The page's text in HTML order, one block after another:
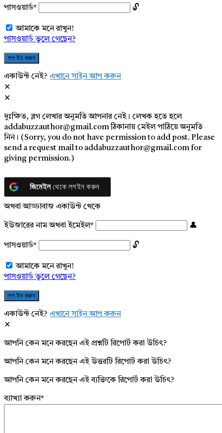
পাসওয়ার্ড*
আমাকে মনে রাখুন!
পাসওয়ার্ড ভুলে গেছেন?
একাউন্ট নেই? এখানে সাইন আপ করুন
দুঃক্ষিত, ব্লগ লেখার অনুমতি আপনার নেই। লেখক হতে হলে
addabuzzauthor@gmail.com ঠিকানায় মেইল পাঠিয়ে অনুমতি
নিন। (Sorry, you do not have permission to add post. Please
send a request mail to addabuzzauthor@gmail.com for
giving permission.)
জিমেইলথেকে লগইন করুন
অথবা আড্ডাবাজ একাউন্ট থেকে
ইউজারের নাম অথবা ইমেইল*
পাসওয়ার্ড*
আমাকে মনে রাখুন!
পাসওয়ার্ড ভুলে গেছেন?
একাউন্ট নেই? এখানে সাইন আপ করুন
আপনি কেন মনে করছেন এই প্রশ্নটি রিপোর্ট করা উচিৎ?
আপনি কেন মনে করছেন এই উত্তরটি রিপোর্ট করা উচিৎ?
আপনি কেন মনে করছেন এই ব্যক্তিকে রিপোর্ট করা উচিৎ?
ব্যাখ্যা করুন*